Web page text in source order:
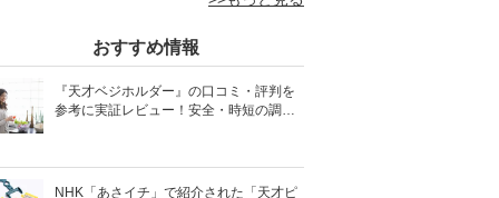
おすすめ情報
『天才ベジホルダー』の口コミ・評判を
参考に実証レビュー！安全・時短の調理
NHK「あさイチ」で紹介された「天才ピ